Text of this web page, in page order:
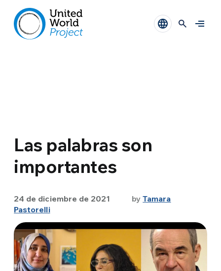
Las palabras son
importantes
24 de diciembre de 2021 byTamara
Pastorelli